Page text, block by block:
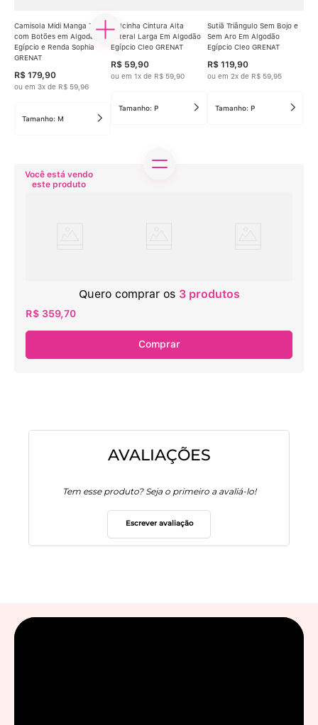
Camisola Midi Manga 7/8
com Botões em Algodão
Egípcio e Renda Sophia
GRENAT
R$ 179,90
ou em 3x de R$ 59 96
Tamanho: M
Calcinha Cintura Alta
Lateral Larga Em Algodão
Egípcio Cleo GRENAT
R$ 59,90
ou em 1x de R$ 59 90
Tamanho: P
Sutiã Triângulo Sem Bojo e
Sem Aro Em Algodão
Egípcio Cleo GRENAT
R$ 119,90
ou em 2x de R$ 59 95
Tamanho: P
Quero comprar os 3produtos
R$ 359,70
Comprar
AVALIAÇÕES
Tem esse produto? Seja o primeiro a avaliá-lo!
Escrever avaliação